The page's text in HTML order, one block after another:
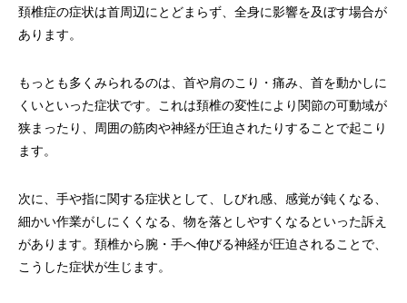
頚椎症の症状は首周辺にとどまらず、全身に影響を及ぼす場合が
あります。
もっとも多くみられるのは、首や肩のこり・痛み、首を動かしに
くいといった症状です。これは頚椎の変性により関節の可動域が
狭まったり、周囲の筋肉や神経が圧迫されたりすることで起こり
ます。
次に、手や指に関する症状として、しびれ感、感覚が鈍くなる、
細かい作業がしにくくなる、物を落としやすくなるといった訴え
があります。頚椎から腕・手へ伸びる神経が圧迫されることで、
こうした症状が生じます。